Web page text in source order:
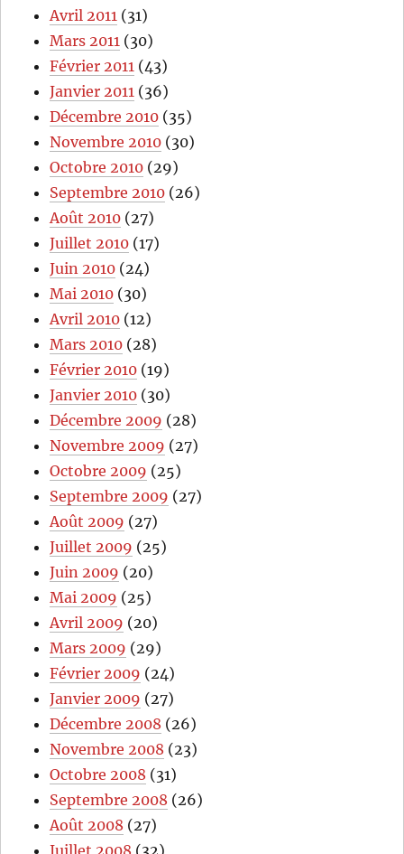
Avril 2011 (31)
Mars 2011 (30)
Février 2011 (43)
Janvier 2011 (36)
Décembre 2010 (35)
Novembre 2010 (30)
Octobre 2010 (29)
Septembre 2010 (26)
Août 2010 (27)
Juillet 2010 (17)
Juin 2010 (24)
Mai 2010 (30)
Avril 2010 (12)
Mars 2010 (28)
Février 2010 (19)
Janvier 2010 (30)
Décembre 2009 (28)
Novembre 2009 (27)
Octobre 2009 (25)
Septembre 2009 (27)
Août 2009 (27)
Juillet 2009 (25)
Juin 2009 (20)
Mai 2009 (25)
Avril 2009 (20)
Mars 2009 (29)
Février 2009 (24)
Janvier 2009 (27)
Décembre 2008 (26)
Novembre 2008 (23)
Octobre 2008 (31)
Septembre 2008 (26)
Août 2008 (27)
Juillet 2008 (32)